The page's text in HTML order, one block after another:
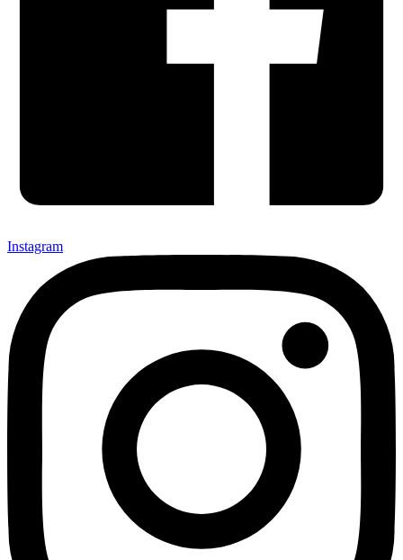
Instagram